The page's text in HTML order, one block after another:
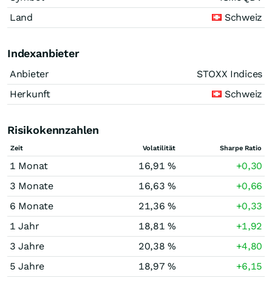
Land
Schweiz
Indexanbieter
Anbieter
STOXX Indices
Herkunft
Schweiz
Risikokennzahlen
Zeit Volatilität Sharpe Ratio
1 Monat 16,91 %
+0,30
3 Monate
16,63 %
+0,66
6 Monate
21,36 %
+0,33
1 Jahr
18,81 %
+1,92
3 Jahre
20,38 %
+4,80
5 Jahre
18,97 % +6,15